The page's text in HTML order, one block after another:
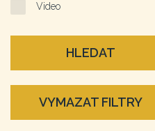
Video
HLEDAT
VYMAZAT FILTRY